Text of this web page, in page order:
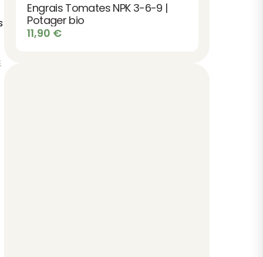
Engrais Tomates NPK 3-6-9 |
Potager bio
11,90 €